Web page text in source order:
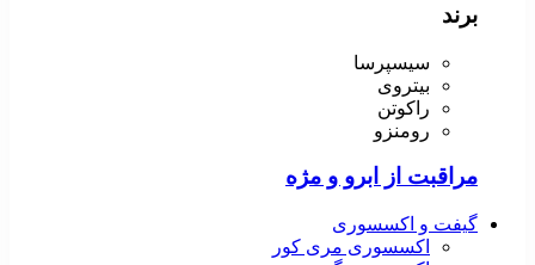
برند
سیسپرسا
بیتروی
راکوتن
رومنزو
مراقبت از ابرو و مژه
گیفت و اکسسوری
اکسسوری مری کور